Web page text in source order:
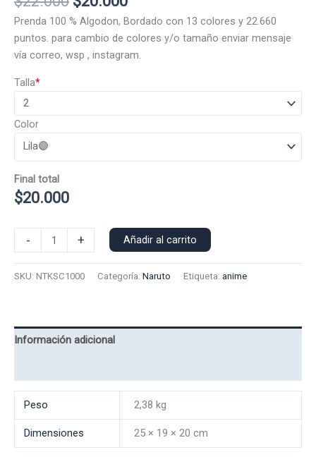
precio
original
era:
precio
actual
es:
Prenda 100 % Algodon, Bordado con 13 colores y 22.660
puntos. para cambio de colores y/o tamaño enviar mensaje
vía correo, wsp , instagram.
*
Talla
Color
Final total
$20.000
-
Capucha
+ Añadir al carrito
SKU: NTKSC1000 Categoría: Naruto Etiqueta: anime
Información adicional
Peso 2,38 kg
Dimensiones 25 × 19 × 20 cm